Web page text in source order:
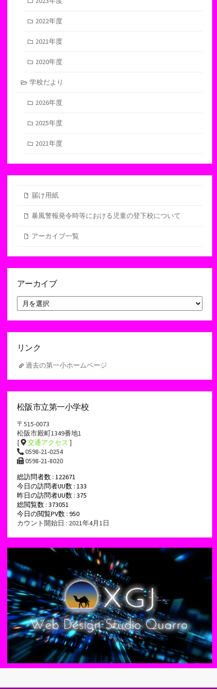
2022年度
2021年度
2020年度
学校だより
2026年度
2025年度
2021年度
届け用紙
暴風警報発令時等における児童の登下校について
アーカイブ一覧
アーカイブ
ー
カ
リンク
過去の第一小ホームページ
松阪市立第一小学校
〒515-0073
松阪市殿町1349番地1
[
交通アクセス ]
0598-21-0254
0598-21-8020
総訪問者数 : 122671
今日の訪問者UU数 : 133
昨日の訪問者UU数 : 375
総閲覧数 : 373051
今日の閲覧PV数 : 950
カウント開始日 : 2021年4月1日